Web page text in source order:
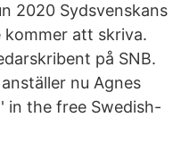
2020 Sydsvenskans
att skriva.
på SNB.
nu Agnes
in the free Swedish-